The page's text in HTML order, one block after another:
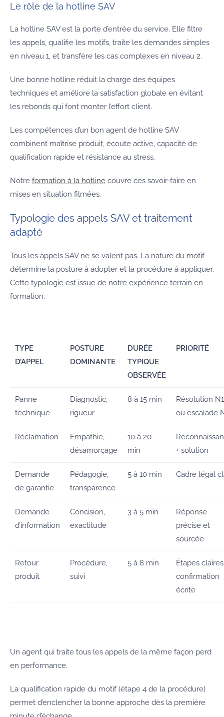
Le rôle de la hotline SAV
La hotline SAV est la porte d’entrée du service. Elle filtre
les appels, qualifie les motifs, traite les demandes simples
en niveau 1, et transfère les cas complexes en niveau 2.
Une bonne hotline réduit la charge des équipes
techniques et améliore la satisfaction globale en évitant
les rebonds qui font monter l’effort client.
Les compétences d’un bon agent de hotline SAV
combinent maîtrise produit, écoute active, capacité de
qualification rapide et résistance au stress.
Notre formation à la hotline couvre ces savoir-faire en
mises en situation filmées.
Typologie des appels SAV et traitement
adapté
Tous les appels SAV ne se valent pas. La nature du motif
détermine la posture à adopter et la procédure à appliquer.
Cette typologie est issue de notre expérience terrain en
formation.
TYPE
D’APPEL
POSTURE
DOMINANTE
DURÉE
TYPIQUE
OBSERVÉE
PRIORITÉ
Panne
technique
Diagnostic,
rigueur
8 à 15 min
Résolution N1
ou escalade
Réclamation
Empathie,
désamorçage
10 à 20
min
+ solution
Demande
de garantie
Pédagogie,
transparence
5 à 10 min Cadre légal
Demande
d’information
Concision,
exactitude
3 à 5 min
Réponse
précise et
sourcée
Retour
produit
Procédure,
suivi
5 à 8 min
Étapes claires
confirmation
écrite
Un agent qui traite tous les appels de la même façon perd
en performance.
La qualification rapide du motif (étape 4 de la procédure)
permet d’enclencher la bonne approche dès la première